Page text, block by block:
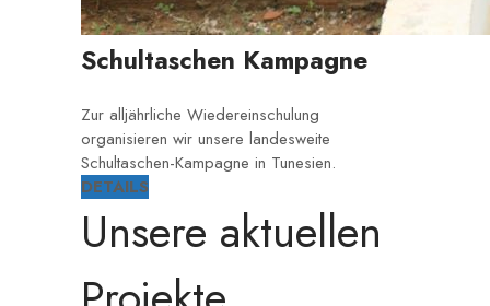
Schultaschen Kampagne
Zur alljährliche Wiedereinschulung
organisieren wir unsere landesweite
Schultaschen-Kampagne in Tunesien.
DETAILS
Unsere aktuellen